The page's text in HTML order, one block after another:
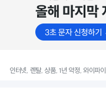
인터넷, 렌탈, 상품, 1년 약정, 와이파이